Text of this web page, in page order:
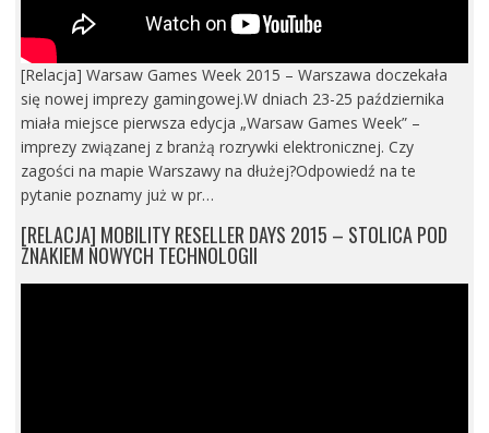
[Relacja] Warsaw Games Week 2015 – Warszawa doczekała
się nowej imprezy gamingowej.W dniach 23-25 października
miała miejsce pierwsza edycja „Warsaw Games Week” –
imprezy związanej z branżą rozrywki elektronicznej. Czy
zagości na mapie Warszawy na dłużej?Odpowiedź na te
pytanie poznamy już w pr…
[RELACJA] MOBILITY RESELLER DAYS 2015 – STOLICA POD
ZNAKIEM NOWYCH TECHNOLOGII